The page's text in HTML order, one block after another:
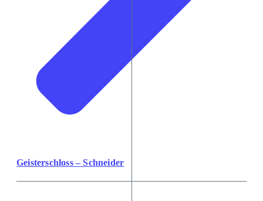
Geisterschloss – Schneider